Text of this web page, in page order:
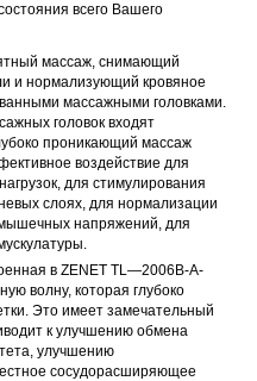
всего Вашего
массаж, снимающий
и нормализующий кровяное
массажными головками.
головок входят
проникающий массаж
воздействие для
для стимулирования
слоях, для нормализации
напряжений, для
в ZENET TL—2006B-A-
волну, которая глубоко
Это имеет замечательный
к улучшению обмена
улучшению
сосудорасширяющее